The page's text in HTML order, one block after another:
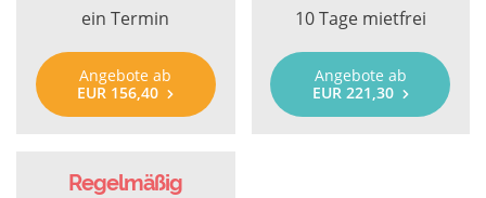
ein Termin
Angebote ab
EUR 156,40
10 Tage mietfrei
Angebote ab
EUR 221,30
Regelmäßig